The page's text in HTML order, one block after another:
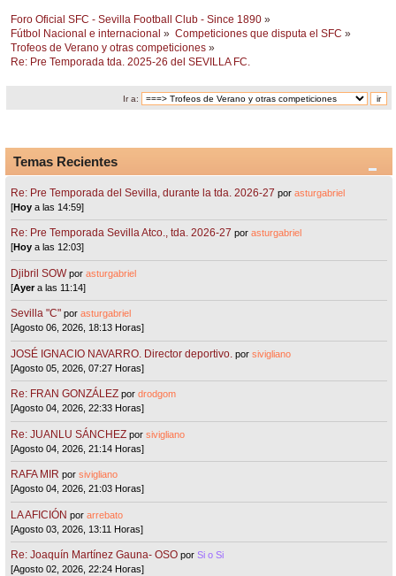
Foro Oficial SFC - Sevilla Football Club - Since 1890 »
Fútbol Nacional e internacional » Competiciones que disputa el SFC »
Trofeos de Verano y otras competiciones »
Re: Pre Temporada tda. 2025-26 del SEVILLA FC.
Ir a:
Temas Recientes
Re: Pre Temporada del Sevilla, durante la tda. 2026-27 porasturgabriel
[Hoy a las 14:59]
Re: Pre Temporada Sevilla Atco., tda. 2026-27 porasturgabriel
[Hoy a las 12:03]
Djibril SOW porasturgabriel
[Ayera las 11:14]
Sevilla "C"porasturgabriel
[Agosto 06, 2026, 18:13 Horas]
JOSÉ IGNACIO NAVARRO. Director deportivo. porsivigliano
[Agosto 05, 2026, 07:27 Horas]
Re: FRAN GONZÁLEZ pordrodgom
[Agosto 04, 2026, 22:33 Horas]
Re: JUANLU SÁNCHEZ porsivigliano
[Agosto 04, 2026, 21:14 Horas]
RAFA MIR porsivigliano
[Agosto 04, 2026, 21:03 Horas]
LA AFICIÓN porarrebato
[Agosto 03, 2026, 13:11 Horas]
Re: Joaquín Martínez Gauna- OSO porSi o Si
[Agosto 02, 2026, 22:24 Horas]